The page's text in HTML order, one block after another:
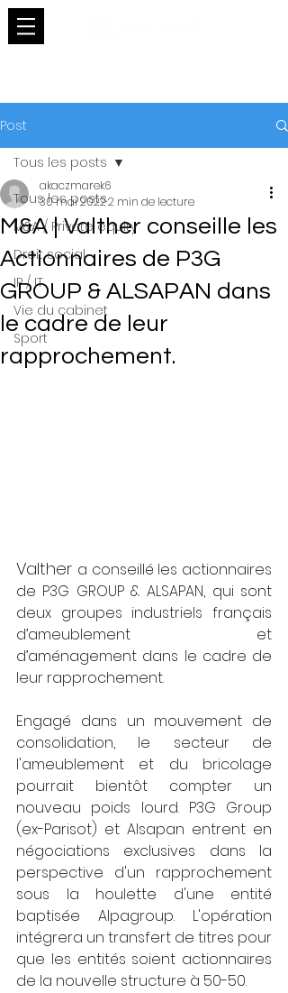
Post
Tous les posts
M&A / Private equity
Droit social
IP / IT
Vie du cabinet
Sport
Tous les posts
M&A | Valther conseille les
Actionnaires de P3G
GROUP & ALSAPAN dans
le cadre de leur
rapprochement.
akaczmarek6
30 mai 20222 min de lecture
Valther a conseillé les actionnaires
de P3G GROUP & ALSAPAN, qui sont
deux groupes industriels français
d’ameublement et
d’aménagement dans le cadre de
leur rapprochement.
Engagé dans un mouvement de
consolidation, le secteur de
l'ameublement et du bricolage
pourrait bientôt compter un
nouveau poids lourd. P3G Group
(ex-Parisot) et Alsapan entrent en
négociations exclusives dans la
perspective d'un rapprochement
sous la houlette d'une entité
baptisée Alpagroup. L'opération
intégrera un transfert de titres pour
que les entités soient actionnaires
de la nouvelle structure à 50-50.